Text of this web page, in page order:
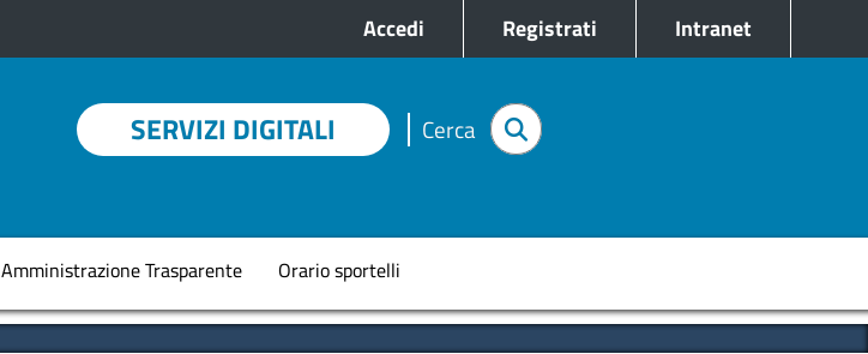
Accedi Registrati Intranet
SERVIZI DIGITALI Cerca
Navigazione principale
Amministrazione Trasparente Orario sportelli